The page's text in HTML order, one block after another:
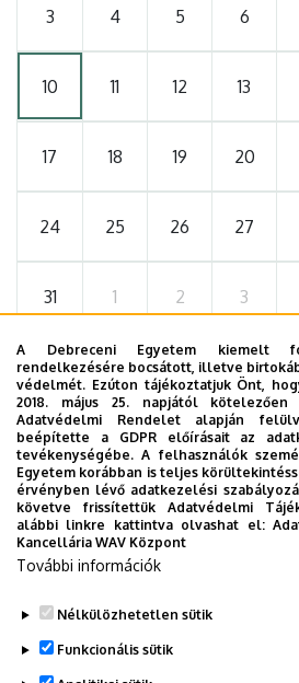
3 4 5 6
10 11 12 13
17 18 19 20
24 25 26 27
31 1 2 3
2026. szeptember 19.
ÁOK-diplomaosztó
Az Általános Orvostudományi
én, szombaton 11 órától tartja
ünnepségét a Főépület
és E-learning Technikai Központ
élőben közvetíti az oklevélátadót.
ÜNNEPSÉG, DIPLOMAOSZTÓ
A Debreceni Egyetem kiemelt
rendelkezésére bocsátott, illetve
védelmét. Ezúton tájékoztatjuk Önt,
2018. május 25. napjától kötelezően
Adatvédelmi Rendelet alapján
beépítette a GDPR előírásait az
tevékenységébe. A felhasználók
Egyetem korábban is teljes
érvényben lévő adatkezelési
követve frissítettük Adatvédelmi
alábbi linkre kattintva olvashat el:
Kancellária WAV Központ
További információk
Nélkülözhetetlen sütik
Funkcionális sütik